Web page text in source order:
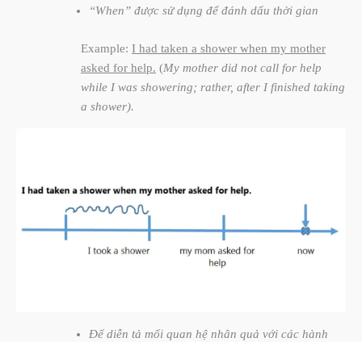
“When” được sử dụng để đánh dấu thời gian
Example: I had taken a shower when my mother
asked for help. (My mother did not call for help
while I was showering; rather, after I finished taking
a shower).
Để diễn tả mối quan hệ nhân quả với các hành